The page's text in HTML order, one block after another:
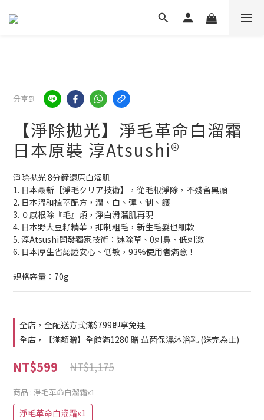
分享到
【淨除拋光】淨毛革命白溜霜
日本原裝 淳Atsushi®
淨除拋光 8分鐘還原白溜肌
1. 日本最新【淨毛クリア技術】，從毛根淨除，不殘留黑頭
2. 日本溫和植萃配方，潤、白、彈、制、護
3. ０感根除『毛』煩，淨白滑溜肌再現
4. 日本野大豆籽精華，抑制粗毛，新生毛髮也細軟
5. 淳Atsushi開發獨家技術：速除草、0刺鼻、低刺激
6. 日本厚生省認證安心、低敏，93%使用者滿意！
規格容量：70g
全店，全配送方式滿$799即享免運
全店，【滿額贈】全館滿1280 贈 益菌保濕沐浴乳 (送完為止)
NT$599 NT$1,175
商品 : 淨毛革命白溜霜x1
淨毛革命白溜霜x1